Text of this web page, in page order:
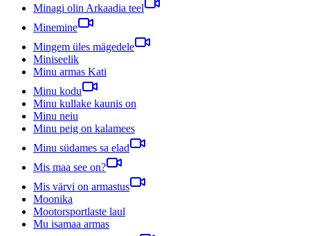
Minagi olin Arkaadia teel
Minemine
Mingem üles mägedele
Miniseelik
Minu armas Kati
Minu kodu
Minu kullake kaunis on
Minu neiu
Minu peig on kalamees
Minu südames sa elad
Mis maa see on?
Mis värvi on armastus
Moonika
Mootorsportlaste laul
Mu isamaa armas